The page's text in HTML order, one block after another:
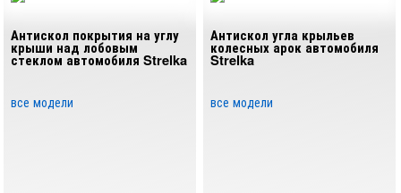
Антискол покрытия на углу
крыши над лобовым
стеклом автомобиля Strelka
все модели
Антискол угла крыльев
колесных арок автомобиля
Strelka
все модели